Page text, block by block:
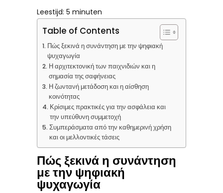
Leestijd: 5 minuten
Table of Contents
Πώς ξεκινά η συνάντηση με την ψηφιακή
ψυχαγωγία
Η αρχιτεκτονική των παιχνιδιών και η
σημασία της σαφήνειας
Η ζωντανή μετάδοση και η αίσθηση
κοινότητας
Κρίσιμες πρακτικές για την ασφάλεια και
την υπεύθυνη συμμετοχή
Συμπεράσματα από την καθημερινή χρήση
και οι μελλοντικές τάσεις
Πώς ξεκινά η συνάντηση
με την ψηφιακή
ψυχαγωγία